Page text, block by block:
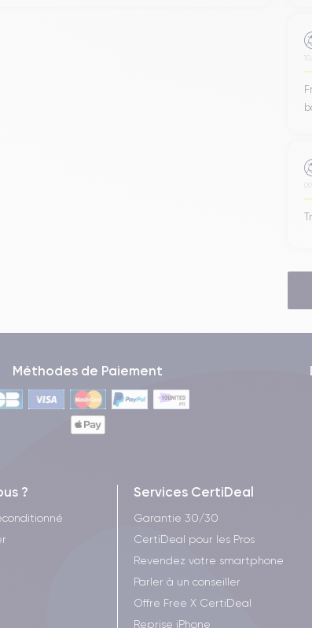
Méthodes de Paiement
? Services CertiDeal
Garantie 30/30
CertiDeal pour les Pros
Revendez votre smartphone
Parler à un conseiller
Offre Free X CertiDeal
Reprise iPhone